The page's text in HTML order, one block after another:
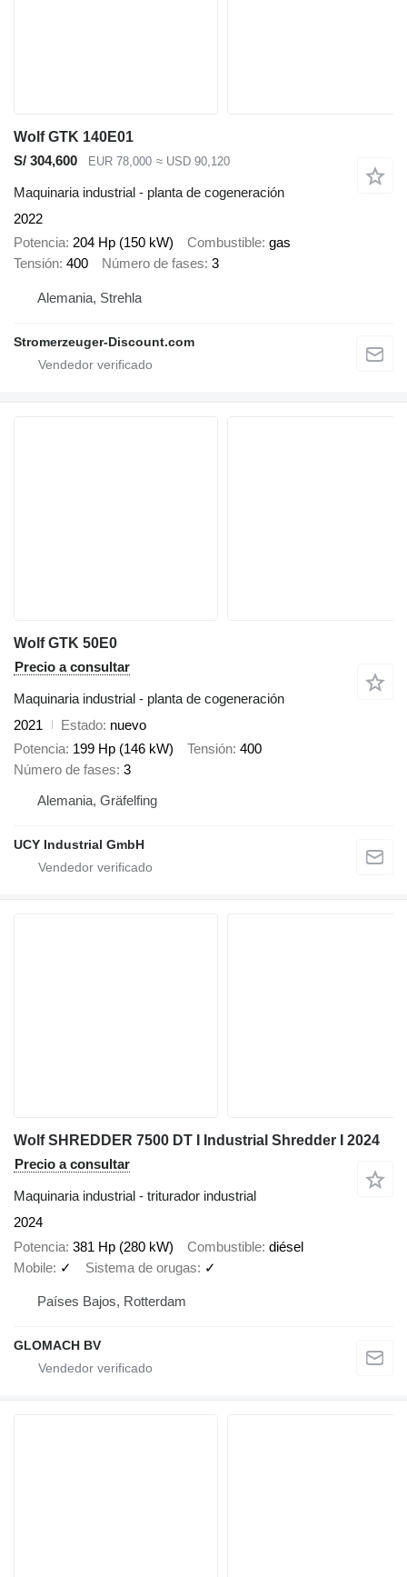
Wolf GTK 140E01
S/ 304,600
EUR 78,000 ≈ USD 90,120
Maquinaria industrial - planta de cogeneración
2022
Potencia 204 Hp (150 kW) Combustible gas
Tensión 400 Número de fases 3
Alemania, Strehla
Stromerzeuger-Discount.com
Wolf GTK 50E0
Precio a consultar
Maquinaria industrial - planta de cogeneración
2021
Estado nuevo
Potencia 199 Hp (146 kW) Tensión 400
Número de fases 3
Alemania, Gräfelfing
UCY Industrial GmbH
Wolf SHREDDER 7500 DT I Industrial Shredder I 2024
Precio a consultar
Maquinaria industrial - triturador industrial
2024
Potencia 381 Hp (280 kW) Combustible diésel
Mobile ✓ Sistema de orugas ✓
Países Bajos, Rotterdam
GLOMACH BV